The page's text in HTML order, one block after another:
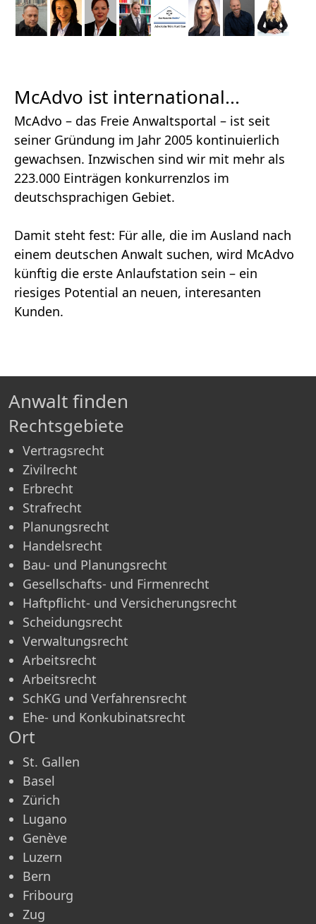
McAdvo ist international...
McAdvo – das Freie Anwaltsportal – ist seit
seiner Gründung im Jahr 2005 kontinuierlich
gewachsen. Inzwischen sind wir mit mehr als
223.000 Einträgen konkurrenzlos im
deutschsprachigen Gebiet.
Damit steht fest: Für alle, die im Ausland nach
einem deutschen Anwalt suchen, wird McAdvo
künftig die erste Anlaufstation sein – ein
riesiges Potential an neuen, interesanten
Kunden.
Anwalt finden
Rechtsgebiete
Vertragsrecht
Zivilrecht
Erbrecht
Strafrecht
Planungsrecht
Handelsrecht
Bau- und Planungsrecht
Gesellschafts- und Firmenrecht
Haftpflicht- und Versicherungsrecht
Scheidungsrecht
Verwaltungsrecht
Arbeitsrecht
Arbeitsrecht
SchKG und Verfahrensrecht
Ehe- und Konkubinatsrecht
Ort
St. Gallen
Basel
Zürich
Lugano
Genève
Luzern
Bern
Fribourg
Zug